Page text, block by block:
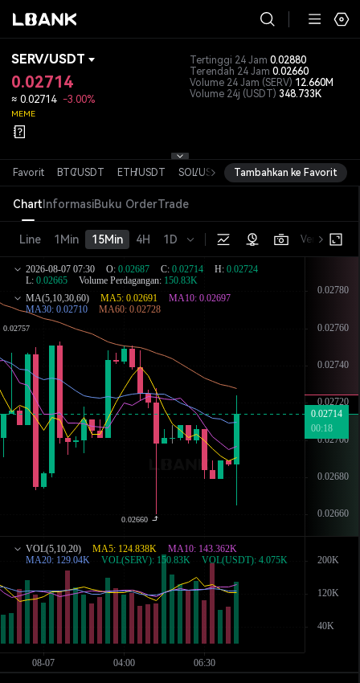
SERV/USDT
0.02714
≈ 0.02714 -3.00%
MEME
Tertinggi 24 Jam 0.02880
Terendah 24 Jam 0.02660
Volume 24 Jam (SERV) 12.660M
Volume 24j (USDT) 348.733K
Favorit BTC/USDT ETH/USDT SOL/USDT XRP/USDT DOGE/USDT
Tambahkan ke Favorit
ChartInformasiBuku OrderTrade
Line 1Min 15Min 4H 1D Versi dasar